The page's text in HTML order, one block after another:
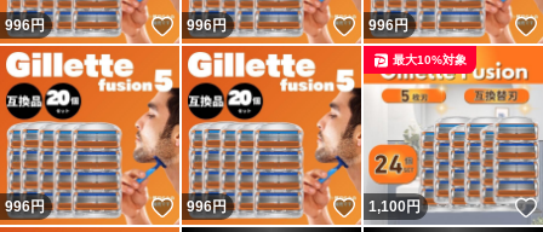
996円 いいね！
996円 いいね！
996円
996円 いいね！
996円 いいね！
1,100円
最大10%対象